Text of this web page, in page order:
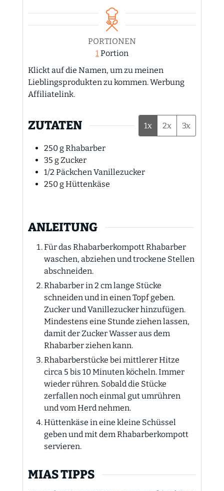
PORTIONEN
1Portion
Klickt auf die Namen, um zu meinen
Lieblingsprodukten zu kommen. Werbung
Affiliatelink.
ZUTATEN 1x 2x 3x
250gRhabarber
35 gZucker
1/2 Päckchen Vanillezucker
250gHüttenkäse
ANLEITUNG
Für das Rhabarberkompott Rhabarber
waschen, abziehen und trockene Stellen
abschneiden.
Rhabarber in 2 cm lange Stücke
schneiden und in einen Topf geben.
Zucker und Vanillezucker hinzufügen.
Mindestens eine Stunde ziehen lassen,
damit der Zucker Wasser aus dem
Rhabarber ziehen kann.
Rhabarberstücke bei mittlerer Hitze
circa 5 bis 10 Minuten köcheln. Immer
wieder rühren. Sobald die Stücke
zerfallen noch einmal gut umrühren
und vom Herd nehmen.
Hüttenkäse in eine kleine Schüssel
geben und mit dem Rhabarberkompott
servieren.
MIAS TIPPS